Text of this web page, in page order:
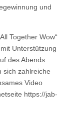
und
Together Wow“
Unterstützung
des Abends
sich zahlreiche
Video
https://jab-